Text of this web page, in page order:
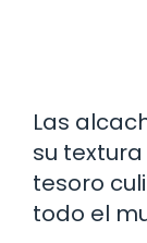
Las
su
tesoro
todo el